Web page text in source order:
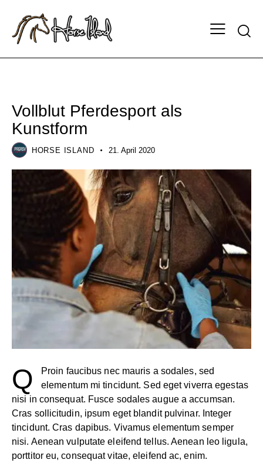
Vollblut Pferdesport als
Kunstform
HORSE ISLAND 21. April 2020
Q
Proin faucibus nec mauris a sodales, sed
elementum mi tincidunt. Sed eget viverra egestas
nisi in consequat. Fusce sodales augue a accumsan.
Cras sollicitudin, ipsum eget blandit pulvinar. Integer
tincidunt. Cras dapibus. Vivamus elementum semper
nisi. Aenean vulputate eleifend tellus. Aenean leo ligula,
porttitor eu, consequat vitae, eleifend ac, enim.